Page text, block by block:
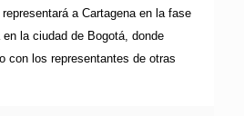
a Cartagena en la fase
la ciudad de Bogotá, donde
con los representantes de otras